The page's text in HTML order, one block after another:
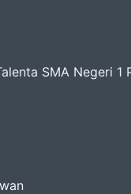
SMA Negeri 1